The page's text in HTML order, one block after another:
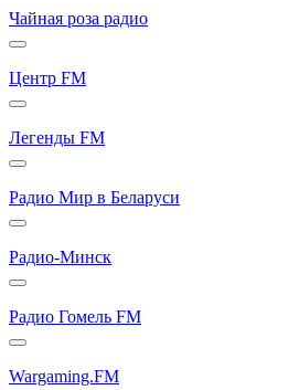
Чайная роза радио
Центр FM
Легенды FM
Радио Мир в Беларуси
Радио-Минск
Радио Гомель FM
Wargaming.FM